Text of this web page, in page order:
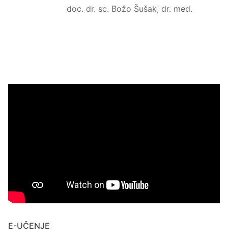
doc. dr. sc. Božo Šušak, dr. med.
E-UČENJE